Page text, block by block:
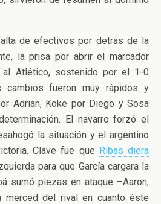
de efectivos por detrás de la
la prisa por abrir el marcador
al Atlético, sostenido por el 1-0
cambios fueron muy rápidos y
Adrián, Koke por Diego y Sosa
El navarro forzó el
la situación y el argentino
Clave fue que Ribas diera
para que García cargara la
sumó piezas en ataque –Aaron,
merced del rival en cuanto éste